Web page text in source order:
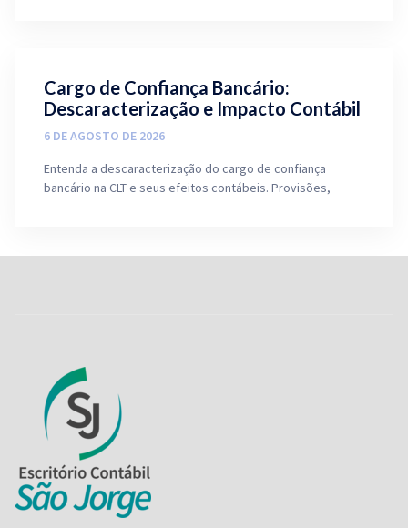
Cargo de Confiança Bancário:
Descaracterização e Impacto Contábil
6 DE AGOSTO DE 2026
Entenda a descaracterização do cargo de confiança
bancário na CLT e seus efeitos contábeis. Provisões,